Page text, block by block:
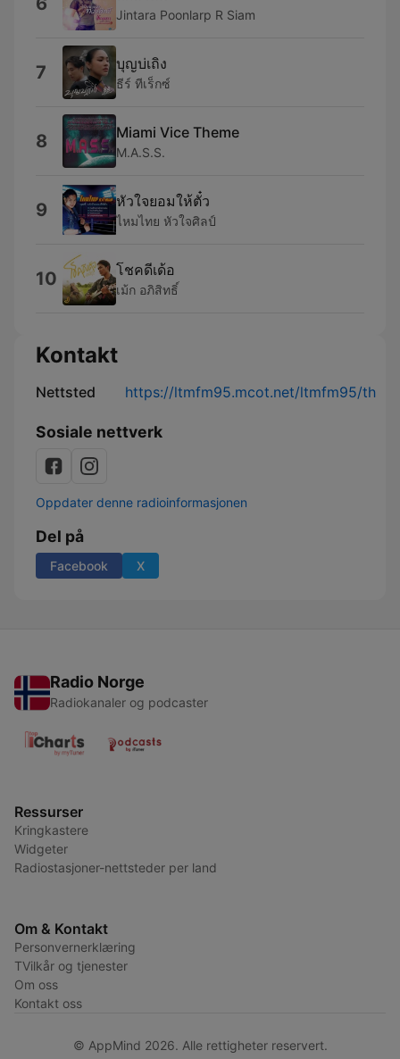
Jintara Poonlarp R Siam
7 บุญบ่เถิง
ธีร์ ทีเร็กซ์
8 Miami Vice Theme
M.A.S.S.
9 หัวใจยอมให้ตั๋ว
ไหมไทย หัวใจศิลป์
10 โชคดีเด้อ
เม้ก อภิสิทธิ์
Kontakt
Nettsted https://ltmfm95.mcot.net/ltmfm95/th
Sosiale nettverk
Oppdater denne radioinformasjonen
Del på
Facebook X
Radio Norge
Radiokanaler og podcaster
Ressurser
Kringkastere
Widgeter
Radiostasjoner-nettsteder per land
Om & Kontakt
Personvernerklæring
TVilkår og tjenester
Om oss
Kontakt oss
© AppMind 2026. Alle rettigheter reservert.